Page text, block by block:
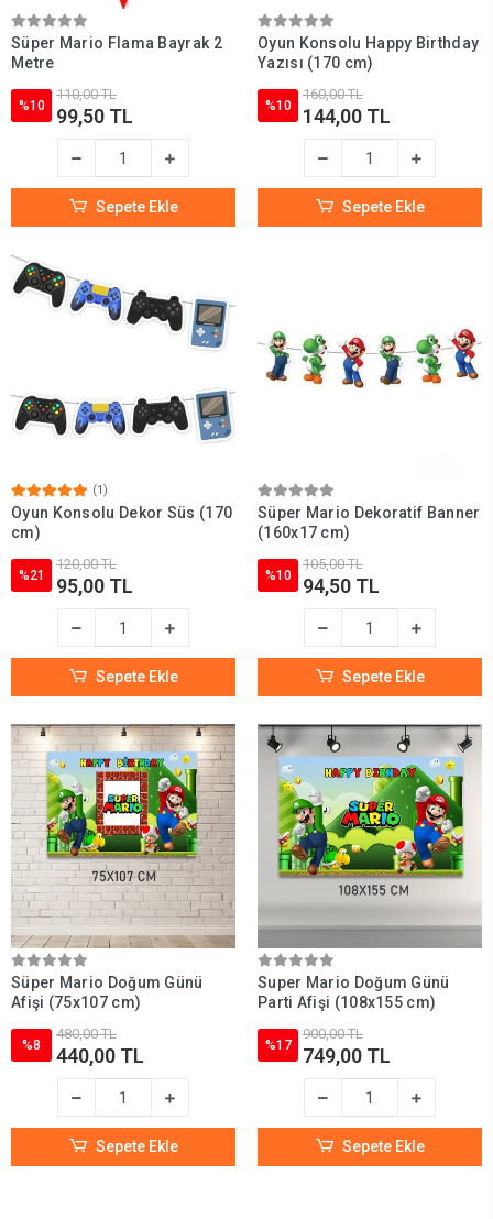
Süper Mario Flama Bayrak 2
Metre
%10
110,00 TL
99,50 TL
Sepete Ekle
Oyun Konsolu Happy Birthday
Yazısı (170 cm)
%10
160,00 TL
144,00 TL
Sepete Ekle
(1)
Oyun Konsolu Dekor Süs (170
cm)
%21
120,00 TL
95,00 TL
Sepete Ekle
Süper Mario Dekoratif Banner
(160x17 cm)
%10
105,00 TL
94,50 TL
Sepete Ekle
Süper Mario Doğum Günü
Afişi (75x107 cm)
%8
480,00 TL
440,00 TL
Sepete Ekle
Super Mario Doğum Günü
Parti Afişi (108x155 cm)
%17
900,00 TL
749,00 TL
Sepete Ekle